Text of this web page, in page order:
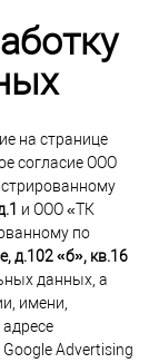
на странице
согласие ООО
и ООО «ТК
по
д.102 «б», кв.16
данных, а
имени,
Advertising